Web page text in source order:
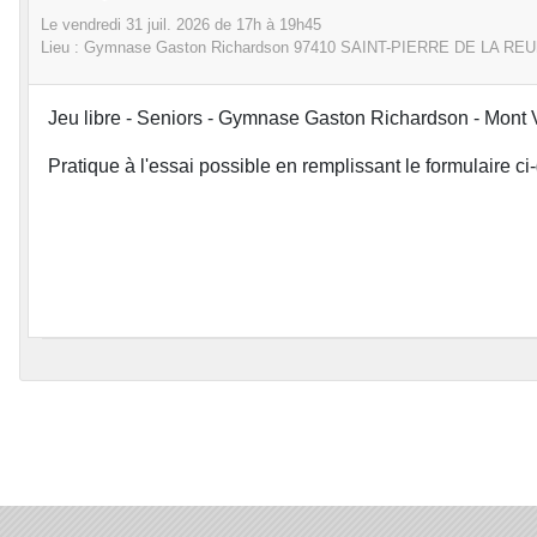
Le vendredi 31 juil. 2026 de 17h à 19h45
Lieu : Gymnase Gaston Richardson 97410 SAINT-PIERRE DE LA
Jeu libre - Seniors - Gymnase Gaston Richardson -
Pratique à l'essai possible en remplissant le formulaire